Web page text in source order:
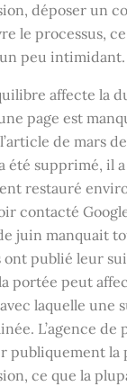
déposer un
le processus,
peu intimidant.
affecte la
page est
de mars
été supprimé, il
restauré
contacté
juin manquait
ont publié leur
portée peut
laquelle une
L’agence de
publiquement la
ce que la